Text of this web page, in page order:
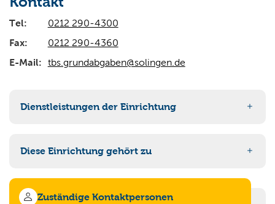
Tel:
0212 290-4300
Fax:
0212 290-4360
E-Mail:
tbs.grundabgaben@solingen.de
Dienstleistungen der Einrichtung
Diese Einrichtung gehört zu
90-104 Grundabgaben / Gebühren
Zuständige Kontaktpersonen